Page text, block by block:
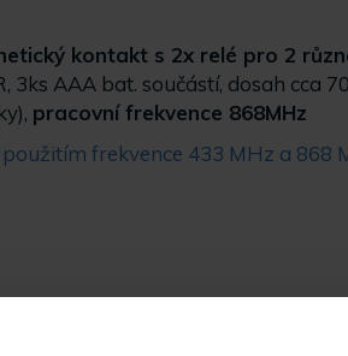
kontakt s 2x relé pro 2
3ks AAA bat. součástí, dosah
pracovní frekvence 868MHz
použitím frekvence 433 MHz a 868